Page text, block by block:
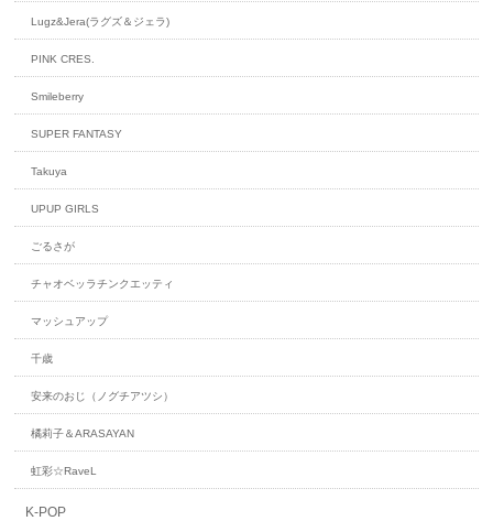
Lugz&Jera(ラグズ＆ジェラ)
PINK CRES.
Smileberry
SUPER FANTASY
Takuya
UPUP GIRLS
ごるさが
チャオベッラチンクエッティ
マッシュアップ
千歳
安来のおじ（ノグチアツシ）
橘莉子＆ARASAYAN
虹彩☆RaveL
K-POP